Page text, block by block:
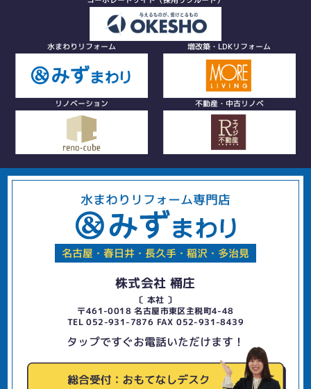
水まわりリフォーム 増改築・LDKリフォーム
リノベーション 不動産・中古リノベ
水まわりリフォーム専門店
名古屋・春日井・長久手・稲沢・多治見
株式会社 桶庄
〔 本社 〕
〒461-0018 名古屋市東区主税町4-48
TEL 052-931-7876 FAX 052-931-8439
タップですぐお電話いただけます！